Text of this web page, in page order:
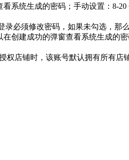
系统生成的密码；手动设置：8-
录必须修改密码，如果未勾选，那
创建成功的弹窗查看系统生成的密
店铺时，该账号默认拥有所有